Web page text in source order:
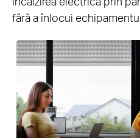
fără a înlocui